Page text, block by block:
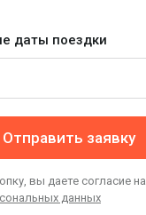
даты поездки
Отправить заявку
вы даете согласие на
данных